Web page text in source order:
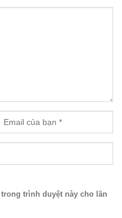
trình duyệt này cho lần